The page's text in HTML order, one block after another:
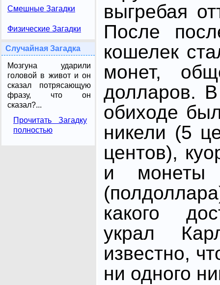
Смешные Загадки
Физические Загадки
Случайная Загадка
Мозгуна ударили
головой в живот и он
сказал потрясающую
фразу, что он
сказал?...
Прочитать Загадку
полностью
выгребая
После
кошелек
монет,
долларов.
обиходе
никели (5
центов),
и монеты
какого
украл
известно,
ни одного